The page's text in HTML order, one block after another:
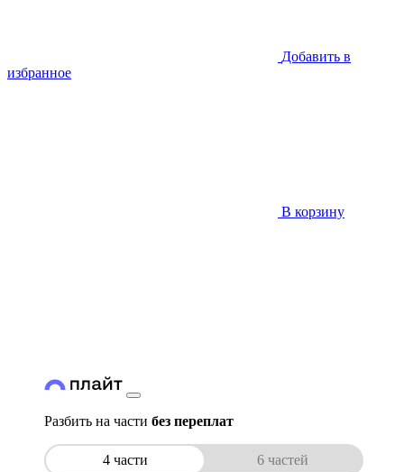
Добавить в
избранное
В корзину
Разбить на части без переплат
4 части 6 частей